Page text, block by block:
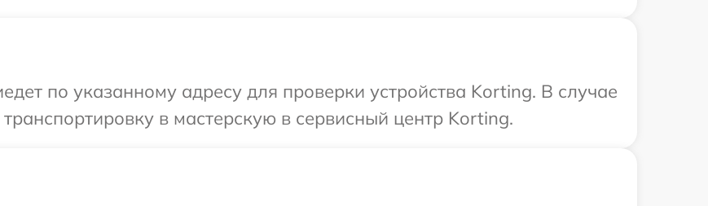
по указанному адресу для проверки устройства Korting. В случае
в мастерскую в сервисный центр Korting.